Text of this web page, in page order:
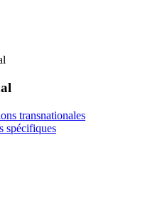
transnationales
spécifiques